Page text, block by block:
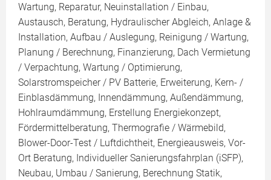
Wartung, Reparatur, Neuinstallation / Einbau,
Austausch, Beratung, Hydraulischer Abgleich, Anlage &
Installation, Aufbau / Auslegung, Reinigung / Wartung,
Planung / Berechnung, Finanzierung, Dach Vermietung
/ Verpachtung, Wartung / Optimierung,
Solarstromspeicher / PV Batterie, Erweiterung, Kern- /
Einblasdämmung, Innendämmung, Außendämmung,
Hohlraumdämmung, Erstellung Energiekonzept,
Fördermittelberatung, Thermografie / Wärmebild,
Blower-Door-Test / Luftdichtheit, Energieausweis, Vor-
Ort Beratung, Individueller Sanierungsfahrplan (iSFP),
Neubau, Umbau / Sanierung, Berechnung Statik,